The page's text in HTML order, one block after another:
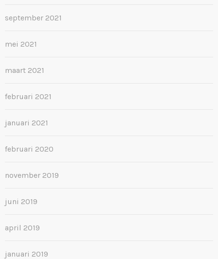
september 2021
mei 2021
maart 2021
februari 2021
januari 2021
februari 2020
november 2019
juni 2019
april 2019
januari 2019